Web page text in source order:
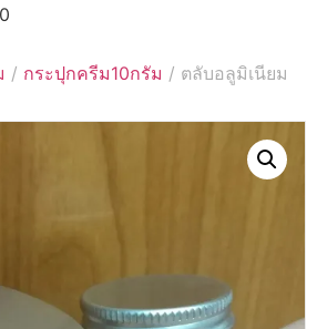
/ กระปุกครีม10กรัม / ตลับอลูมิเนียม